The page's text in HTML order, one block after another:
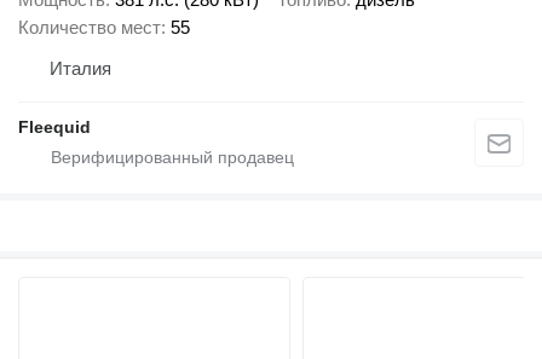
Количество мест 55
Италия
Fleequid